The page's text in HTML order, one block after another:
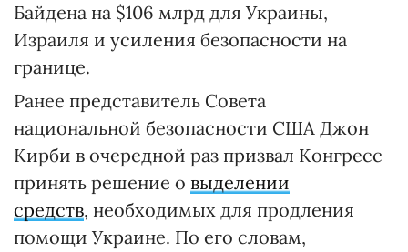
Байдена на $106 млрд для Украины,
Израиля и усиления безопасности на
границе.
Ранее представитель Совета
национальной безопасности США Джон
Кирби в очередной раз призвал Конгресс
принять решение о выделении
средств, необходимых для продления
помощи Украине. По его словам,